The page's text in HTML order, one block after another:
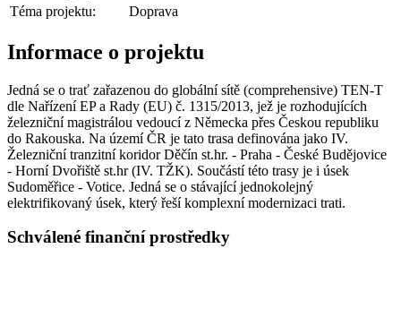
Téma projektu:
Doprava
Informace o projektu
Jedná se o trať zařazenou do globální sítě (comprehensive) TEN-T
dle Nařízení EP a Rady (EU) č. 1315/2013, jež je rozhodujících
železniční magistrálou vedoucí z Německa přes Českou republiku
do Rakouska. Na území ČR je tato trasa definována jako IV.
Železniční tranzitní koridor Děčín st.hr. - Praha - České Budějovice
- Horní Dvořiště st.hr (IV. TŽK). Součástí této trasy je i úsek
Sudoměřice - Votice. Jedná se o stávající jednokolejný
elektrifikovaný úsek, který řeší komplexní modernizaci trati.
Schválené finanční prostředky